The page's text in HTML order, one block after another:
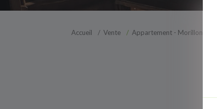
Accueil Vente Appartement - Morillon